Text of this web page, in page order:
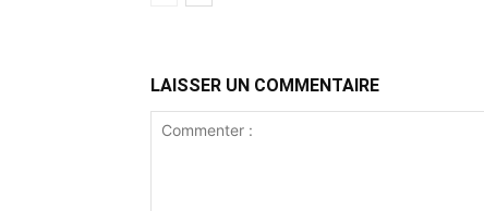
LAISSER UN COMMENTAIRE